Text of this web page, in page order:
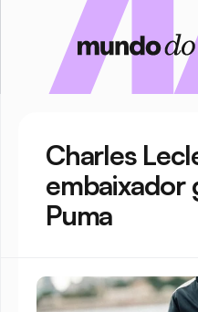
Charles
embaixador
Puma